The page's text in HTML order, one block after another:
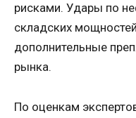
рисками. Удары по
складских
дополнительные
рынка.
По оценкам